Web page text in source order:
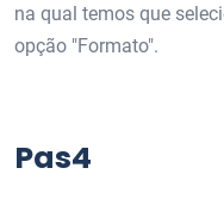
na qual temos que
opção "Formato".
Pas4